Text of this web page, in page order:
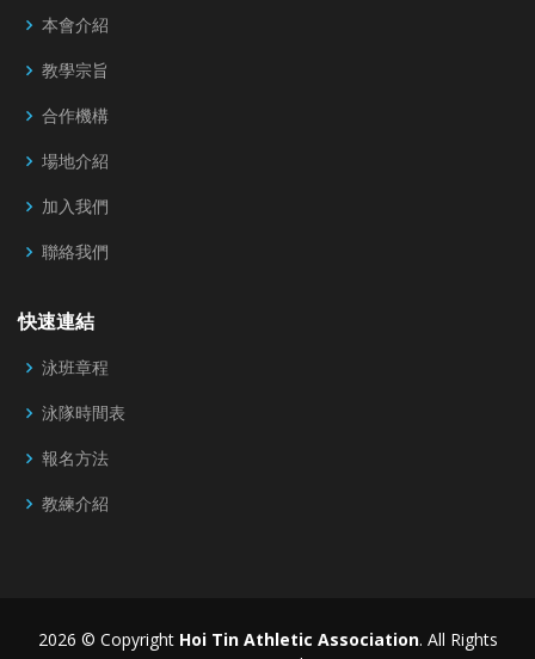
本會介紹
教學宗旨
合作機構
場地介紹
加入我們
聯絡我們
快速連結
泳班章程
泳隊時間表
報名方法
教練介紹
2026 © Copyright Hoi Tin Athletic Association. All Rights